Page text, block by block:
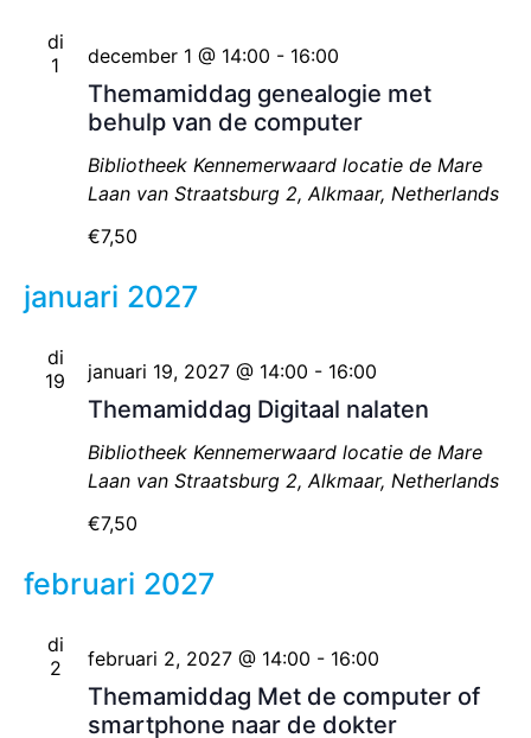
di
1
Themamiddag genealogie met
behulp van de computer
december 1 @ 14:00 - 16:00
Bibliotheek Kennemerwaard locatie de Mare
Laan van Straatsburg 2, Alkmaar, Netherlands
€7,50
januari 2027
di
19
Themamiddag Digitaal nalaten
januari 19, 2027 @ 14:00 - 16:00
Bibliotheek Kennemerwaard locatie de Mare
Laan van Straatsburg 2, Alkmaar, Netherlands
€7,50
februari 2027
di
2
Themamiddag Met de computer of
smartphone naar de dokter
februari 2, 2027 @ 14:00 - 16:00